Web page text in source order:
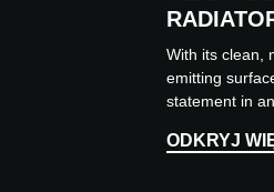
With its clean,
emitting
statement in
ODKRYJ